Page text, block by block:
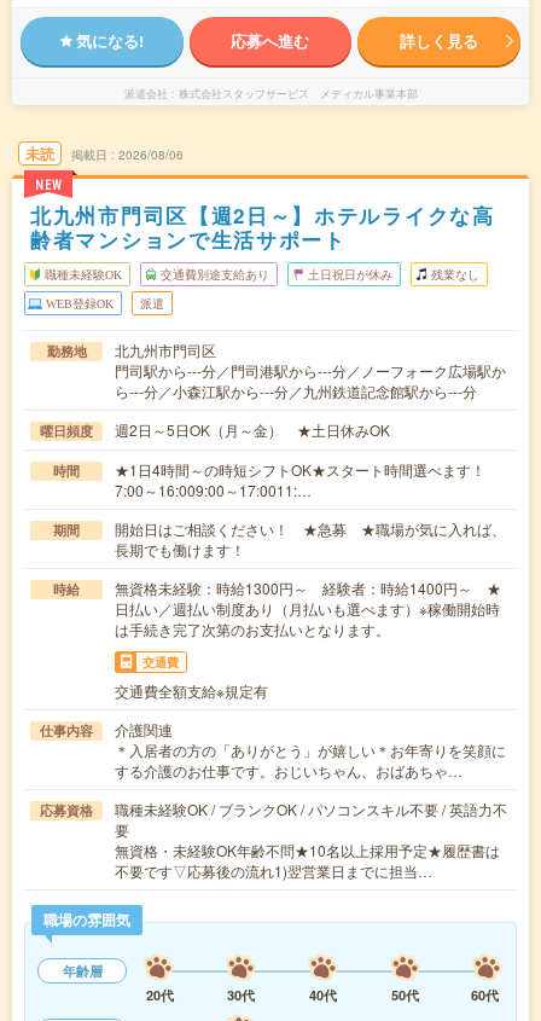
気になる! 応募へ進む 詳しく見る
派遣会社 株式会社スタッフサービス メディカル事業本部
未読
NEW
掲載日 2026/08/06
北九州市門司区【週2日～】ホテルライクな高
齢者マンションで生活サポート
職種未経験OK 交通費別途支給あり 土日祝日が休み 残業なし
WEB登録OK 派遣
勤務地
北九州市門司区
門司駅から---分／門司港駅から---分／ノーフォーク広場駅か
ら---分／小森江駅から---分／九州鉄道記念館駅から---分
曜日頻度 週2日～5日OK（月～金） ★土日休みOK
時間
★1日4時間～の時短シフトOK★スタート時間選べます！
7:00～16:009:00～17:0011:…
期間
開始日はご相談ください！ ★急募 ★職場が気に入れば、
長期でも働けます！
時給
無資格未経験：時給1300円～ 経験者：時給1400円～ ★
日払い／週払い制度あり（月払いも選べます）※稼働開始時
は手続き完了次第のお支払いとなります。
交通費
交通費全額支給※規定有
仕事内容
介護関連
＊入居者の方の「ありがとう」が嬉しい＊お年寄りを笑顔に
する介護のお仕事です。おじいちゃん、おばあちゃ…
応募資格
職種未経験OK / ブランクOK / パソコンスキル不要 / 英語力不
要
無資格・未経験OK年齢不問★10名以上採用予定★履歴書は
不要です▽応募後の流れ1)翌営業日までに担当…
職場の雰囲気
年齢層
20代
30代 40代 50代
60代